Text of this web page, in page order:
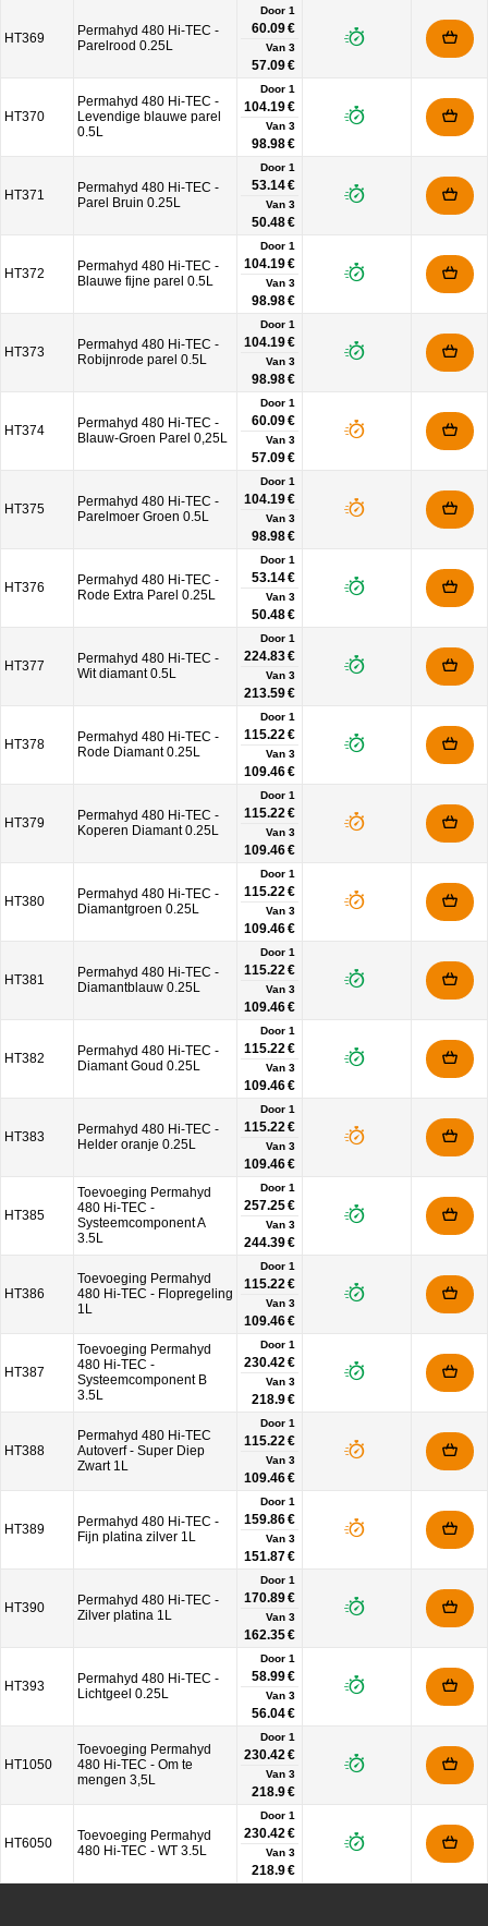
HT369
Permahyd 480 Hi-TEC -
Parelrood 0.25L
Door 1
60.09 €
Van 3
57.09 €
HT370
Permahyd 480 Hi-TEC -
Levendige blauwe parel
0.5L
Door 1
104.19 €
Van 3
98.98 €
HT371
Permahyd 480 Hi-TEC -
Parel Bruin 0.25L
Door 1
53.14 €
Van 3
50.48 €
HT372
Permahyd 480 Hi-TEC -
Blauwe fijne parel 0.5L
Door 1
104.19 €
Van 3
98.98 €
HT373
Permahyd 480 Hi-TEC -
Robijnrode parel 0.5L
Door 1
104.19 €
Van 3
98.98 €
HT374
Permahyd 480 Hi-TEC -
Blauw-Groen Parel 0,25L
Door 1
60.09 €
Van 3
57.09 €
HT375
Permahyd 480 Hi-TEC -
Parelmoer Groen 0.5L
Door 1
104.19 €
Van 3
98.98 €
HT376
Permahyd 480 Hi-TEC -
Rode Extra Parel 0.25L
Door 1
53.14 €
Van 3
50.48 €
HT377
Permahyd 480 Hi-TEC -
Wit diamant 0.5L
Door 1
224.83 €
Van 3
213.59 €
HT378
Permahyd 480 Hi-TEC -
Rode Diamant 0.25L
Door 1
115.22 €
Van 3
109.46 €
HT379
Permahyd 480 Hi-TEC -
Koperen Diamant 0.25L
Door 1
115.22 €
Van 3
109.46 €
HT380
Permahyd 480 Hi-TEC -
Diamantgroen 0.25L
Door 1
115.22 €
Van 3
109.46 €
HT381
Permahyd 480 Hi-TEC -
Diamantblauw 0.25L
Door 1
115.22 €
Van 3
109.46 €
HT382
Permahyd 480 Hi-TEC -
Diamant Goud 0.25L
Door 1
115.22 €
Van 3
109.46 €
HT383
Permahyd 480 Hi-TEC -
Helder oranje 0.25L
Door 1
115.22 €
Van 3
109.46 €
HT385
Toevoeging Permahyd
480 Hi-TEC -
Systeemcomponent A
3.5L
Door 1
257.25 €
Van 3
244.39 €
HT386
Toevoeging Permahyd
480 Hi-TEC - Flopregeling
1L
Door 1
115.22 €
Van 3
109.46 €
HT387
Toevoeging Permahyd
480 Hi-TEC -
Systeemcomponent B
3.5L
Door 1
230.42 €
Van 3
218.9 €
HT388
Permahyd 480 Hi-TEC
Autoverf - Super Diep
Zwart 1L
Door 1
115.22 €
Van 3
109.46 €
HT389
Permahyd 480 Hi-TEC -
Fijn platina zilver 1L
Door 1
159.86 €
Van 3
151.87 €
HT390
Permahyd 480 Hi-TEC -
Zilver platina 1L
Door 1
170.89 €
Van 3
162.35 €
HT393
Permahyd 480 Hi-TEC -
Lichtgeel 0.25L
Door 1
58.99 €
Van 3
56.04 €
HT1050
Toevoeging Permahyd
480 Hi-TEC - Om te
mengen 3,5L
Door 1
230.42 €
Van 3
218.9 €
HT6050
Toevoeging Permahyd
480 Hi-TEC - WT 3.5L
Door 1
230.42 €
Van 3
218.9 €